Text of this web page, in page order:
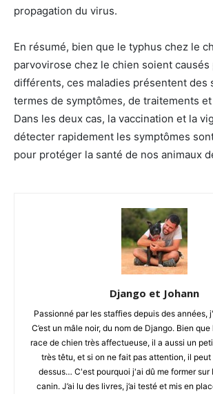
propagation du virus.
En résumé, bien que le typhus chez le
parvovirose chez le chien soient causés
différents, ces maladies présentent des
termes de symptômes, de traitements
Dans les deux cas, la vaccination et la
détecter rapidement les symptômes
pour protéger la santé de nos animaux
Django et Johann
Passionné par les staffies depuis des années,
C’est un mâle noir, du nom de Django. Bien
race de chien très affectueuse, il a aussi un
très têtu, et si on ne fait pas attention, il
dessus… C'est pourquoi j'ai dû me former sur
canin. J’ai lu des livres, j’ai testé et mis en